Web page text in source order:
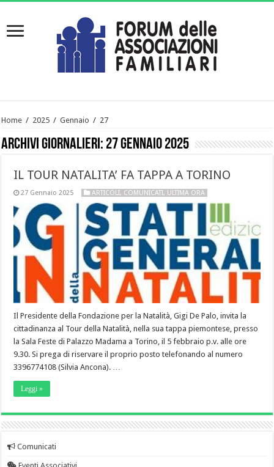
Home / 2025 / Gennaio / 27
Archivi giornalieri: 27 Gennaio 2025
IL TOUR NATALITA’ FA TAPPA A TORINO
27 Gennaio 2025 ARTICOLI, COMUNICATI, ULTIMA ORA
Il Presidente della Fondazione per la Natalità, Gigi De Palo, invita la
cittadinanza al Tour della Natalità, nella sua tappa piemontese, presso
la Sala Feste di Palazzo Madama a Torino, il 5 febbraio p.v. alle ore
9.30. Si prega di riservare il proprio posto telefonando al numero
3396774108 (Silvia Ancona). …
Leggi »
Comunicati